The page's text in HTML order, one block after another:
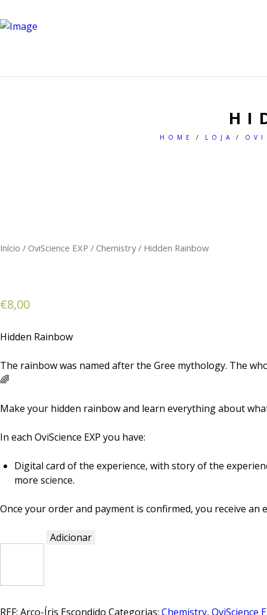
HOME LOJA
Início / OviScience EXP / Chemistry/ Hidden Rainbow
€8,00
Hidden Rainbow
The rainbow was named after the Gree mythology. The
🌈
Make your hidden rainbow and learn everything about
In each OviScience EXP you have:
Digital card of the experience, with story of the
more science.
Once your order and payment is confirmed, you receive an
Adicionar
REF: Arco-Íris Escondido Categorias: Chemistry, OviScience